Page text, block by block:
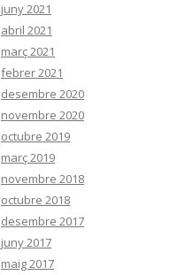
juny 2021
abril 2021
març 2021
febrer 2021
desembre 2020
novembre 2020
octubre 2019
març 2019
novembre 2018
octubre 2018
desembre 2017
juny 2017
maig 2017